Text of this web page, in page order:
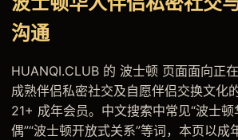
沟通
HUANQI.CLUB 的 波士顿 页面面向正在
成熟伴侣私密社交及自愿伴侣交换文化
21+ 成年会员。中文搜索中常见“波士顿
偶”“波士顿开放式关系”等词，本页以成